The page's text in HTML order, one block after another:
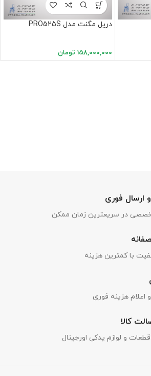
دریل مگنت مدل PRO525S
158,000,000 تومان
ارسال فوری
در سریعترین زمان ممکن
با کمترین هزینه
اعلام هزینه فوری
کالا
قطعات و لوازم یدکی اورجینال